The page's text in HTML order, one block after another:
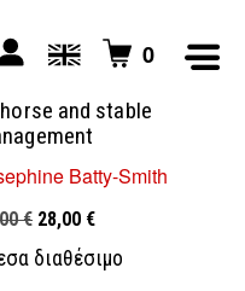
0
and stable
Batty-Smith
€ Original
price
28,00 €Η
τρέχουσα
τιμή
διαθέσιμο